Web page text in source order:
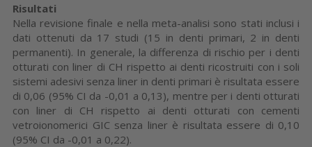
Risultati
Nella revisione finale e nella meta-analisi sono stati inclusi i
dati ottenuti da 17 studi (15 in denti primari, 2 in denti
permanenti). In generale, la differenza di rischio per i denti
otturati con liner di CH rispetto ai denti ricostruiti con i soli
sistemi adesivi senza liner in denti primari è risultata essere
di 0,06 (95% CI da -0,01 a 0,13), mentre per i denti otturati
con liner di CH rispetto ai denti otturati con cementi
vetroionomerici GIC senza liner è risultata essere di 0,10
(95% CI da -0,01 a 0,22).